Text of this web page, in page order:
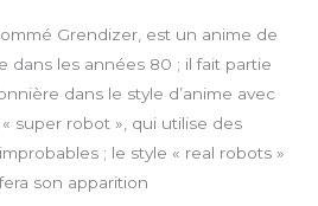
Grendizer, est un anime de
dans les années 80 ; il fait partie
dans le style d’anime avec
super robot », qui utilise des
; le style « real robots »
son apparition